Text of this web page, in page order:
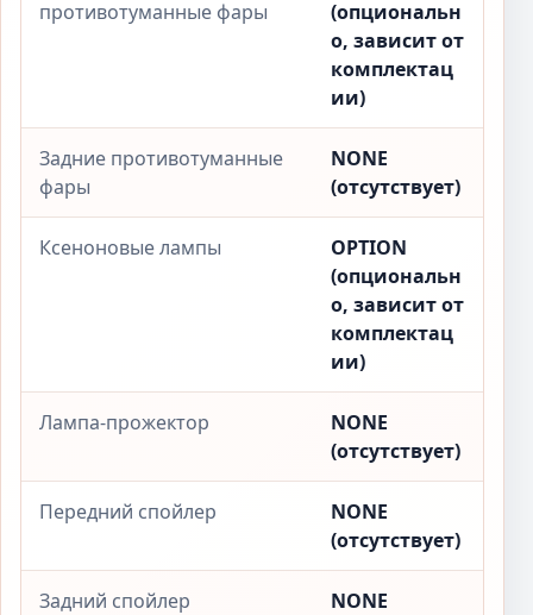
противотуманные фары
(опциональн
о, зависит от
комплектац
ии)
Задние противотуманные
фары
NONE
(отсутствует)
Ксеноновые лампы
OPTION
(опциональн
о, зависит от
комплектац
ии)
Лампа-прожектор
NONE
(отсутствует)
Передний спойлер
NONE
(отсутствует)
Задний спойлер
NONE